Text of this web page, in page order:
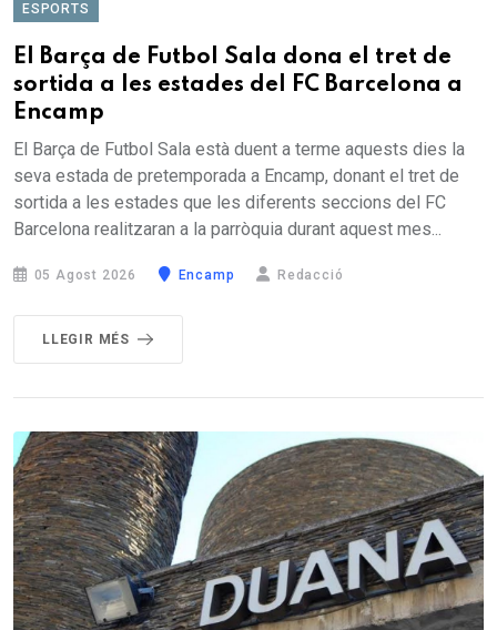
ESPORTS
El Barça de Futbol Sala dona el tret de
sortida a les estades del FC Barcelona a
Encamp
El Barça de Futbol Sala està duent a terme aquests dies la
seva estada de pretemporada a Encamp, donant el tret de
sortida a les estades que les diferents seccions del FC
Barcelona realitzaran a la parròquia durant aquest mes...
05 Agost 2026 Encamp Redacció
LLEGIR MÉS